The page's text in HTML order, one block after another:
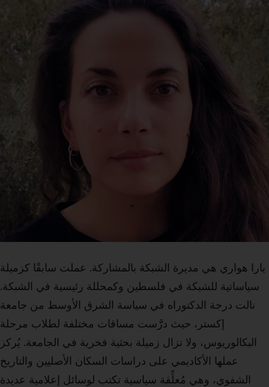
يارا هواري هي مديرة الشبكة بالمشاركة. عملت سابقًا كزميلة
سياساتية للشبكة في فلسطين وكمحللة رئيسية في الشبكة.
نالت درجة الدكتوراه في سياسة الشرق الأوسط من جامعة
إكستر، حيث درَّست مساقات مختلفة لطلاب مرحلة
البكالوريوس، ولا تزال زميلة بحثية فخرية في الجامعة. يُركز
عملها الأكاديمي على دراسات السكان الأصليين والتاريخ
الشفوي، وهي مُعلِّقة سياسية تكتب لوسائل إعلامية عديدة